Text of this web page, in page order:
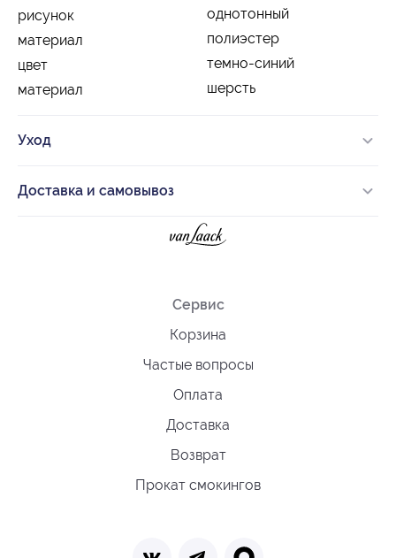
рисунок
однотонный
материал
полиэстер
цвет
темно-синий
материал
шерсть
Уход
Доставка и самовывоз
Сервис
Корзина
Частые вопросы
Оплата
Доставка
Возврат
Прокат смокингов